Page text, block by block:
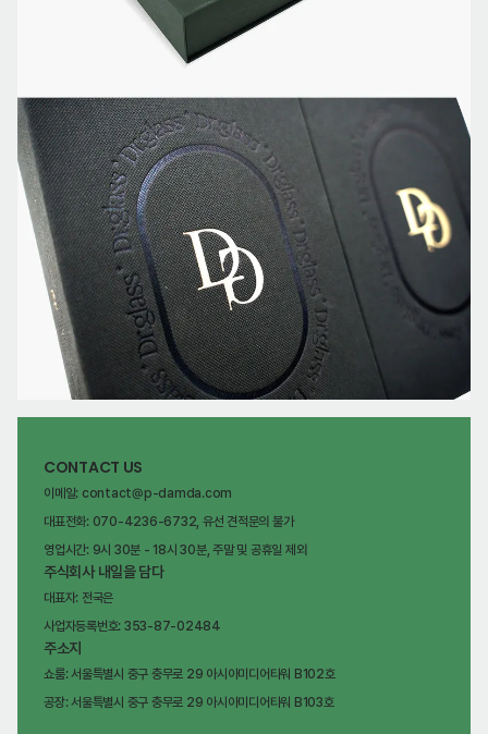
CONTACT US
이메일: contact@p-damda.com
대표전화: 070-4236-6732, 유선 견적문의 불가
영업시간: 9시 30분 - 18시 30분, 주말 및 공휴일 제외
주식회사 내일을 담다
대표자: 전국은
사업자등록번호: 353-87-02484
주소지
쇼룸: 서울특별시 중구 충무로 29 아시아미디어타워 B102호
공장: 서울특별시 중구 충무로 29 아시아미디어타워 B103호